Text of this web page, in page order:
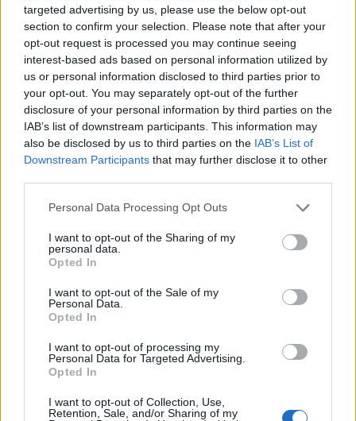
targeted advertising by us, please use the below opt-out
section to confirm your selection. Please note that after your
opt-out request is processed you may continue seeing
interest-based ads based on personal information utilized by
us or personal information disclosed to third parties prior to
your opt-out. You may separately opt-out of the further
disclosure of your personal information by third parties on the
IAB’s list of downstream participants. This information may
also be disclosed by us to third parties on the IAB’s List of
Downstream Participants that may further disclose it to other
Please note that this website/app uses one or more Google
not limited to your visit or usage behaviour. You may click to
grant or deny consent to Google and its third-party tags to
use your data for below specified purposes in below Google
consent section.
Personal Data Processing Opt Outs
I want to opt-out of the Sharing of my
personal data.
Opted In
I want to opt-out of the Sale of my
Personal Data.
Opted In
I want to opt-out of processing my
Personal Data for Targeted Advertising.
Opted In
I want to opt-out of Collection, Use,
Retention, Sale, and/or Sharing of my
Πιο συγκεκριμένα, κόντεψαν να «πιαστούν στα
χέρια», ο Σταμάτης Γαρδέλης με τον Τάσο Ξιαρχό
με αφορμή το φαγητό που έφταιξε ο δεύτερος.
που έφτιαξε ο Τάσος Ξιαρχό κάτι που βρήκε
αντίθετο τον συμπαίκτη του, ο οποίος σχολίασε
πως το φαγητό που περίσσεψε το μοιράστηκε με
«Δεν καταλαβαίνεις πού είσαι, επειδή θες να ζήσεις
σαν μοναχός στα 70 σου“, είπε ο Τάσος Ξιαρχό
επιμένοντας πως δεν επιτρέπεται να πετάμε το
με ειρωνικό ύφος πως δεν είναι 70 αλλά 73.